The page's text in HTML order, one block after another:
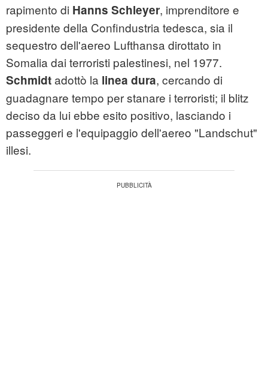
rapimento di Hanns Schleyer, imprenditore e
presidente della Confindustria tedesca, sia il
sequestro dell'aereo Lufthansa dirottato in
Somalia dai terroristi palestinesi, nel 1977.
Schmidtadottò la linea dura, cercando di
guadagnare tempo per stanare i terroristi; il blitz
deciso da lui ebbe esito positivo, lasciando i
passeggeri e l'equipaggio dell'aereo "Landschut"
illesi.